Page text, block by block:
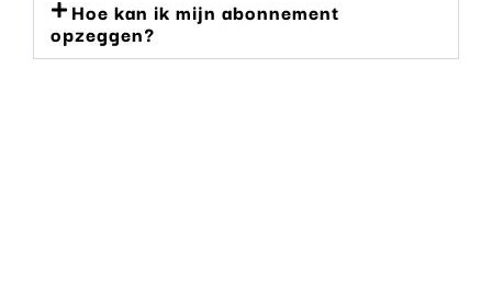
Hoe kan ik mijn abonnement
opzeggen?